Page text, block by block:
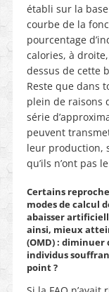
établi sur la
courbe de la
pourcentage
calories, à
dessus de cette
Reste que dans
plein de raisons
série
peuvent
leur production,
qu’ils n’ont pas
Certains
modes de calcul
abaisser
ainsi, mieux
(OMD) : diminuer
individus
point ?